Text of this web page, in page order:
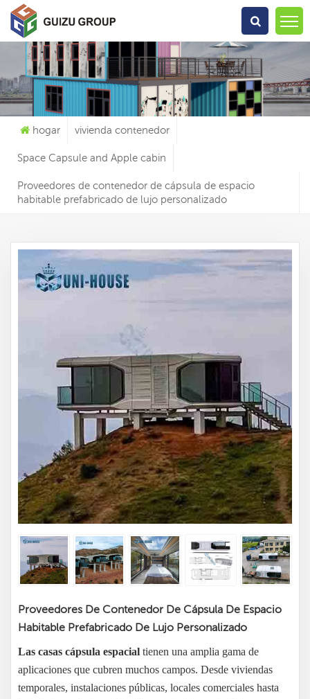
Qué Estás Buscando?
hogar vivienda contenedor
Space Capsule and Apple cabin
Proveedores de contenedor de cápsula de espacio
habitable prefabricado de lujo personalizado
Proveedores De Contenedor De Cápsula De Espacio
Habitable Prefabricado De Lujo Personalizado
Las casas cápsula espacial tienen una amplia gama de
aplicaciones que cubren muchos campos. Desde viviendas
temporales, instalaciones públicas, locales comerciales hasta